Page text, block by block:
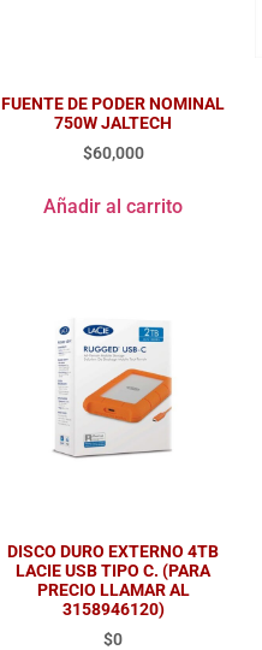
FUENTE DE PODER NOMINAL
750W JALTECH
$60,000
Añadir al carrito
DISCO DURO EXTERNO 4TB
LACIE USB TIPO C. (PARA
PRECIO LLAMAR AL
3158946120)
$0